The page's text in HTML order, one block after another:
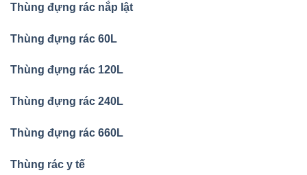
Thùng đựng rác nắp lật
Thùng đựng rác 60L
Thùng đựng rác 120L
Thùng đựng rác 240L
Thùng đựng rác 660L
Thùng rác y tế